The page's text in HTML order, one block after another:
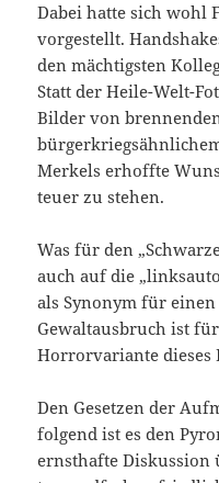
Dabei hatte sich wohl
vorgestellt.
den mächtigsten
Statt der Heile-Welt-
Bilder von
Merkels erhoffte
teuer zu stehen.
Was für den
auch auf die
als Synonym für
Gewaltausbruch ist
Horrorvariante dieses
Den Gesetzen der
folgend ist es den
ernsthafte Diskussion